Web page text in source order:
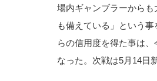
場内ギャンブラーから
も備えている」という
らの信用度を得た事は
なった。次戦は5月14日